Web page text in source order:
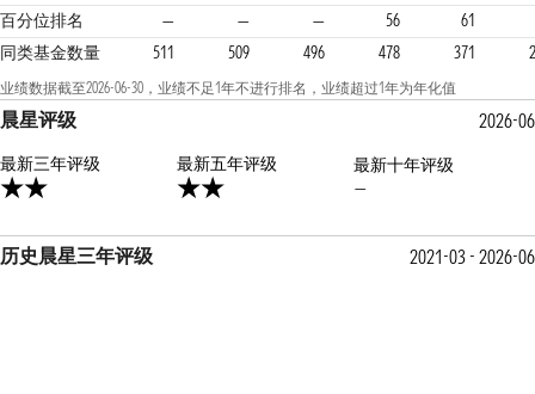
百分位排名 — — — 56
61
同类基金数量
511 509 496 478 371
业绩数据截至2026-06-30，业绩不足1年不进行排名，业绩超过1年为年化值
晨星评级 2026-06
最新三年评级 最新五年评级
最新十年评级
—
历史晨星三年评级 2021-03 - 2026-06